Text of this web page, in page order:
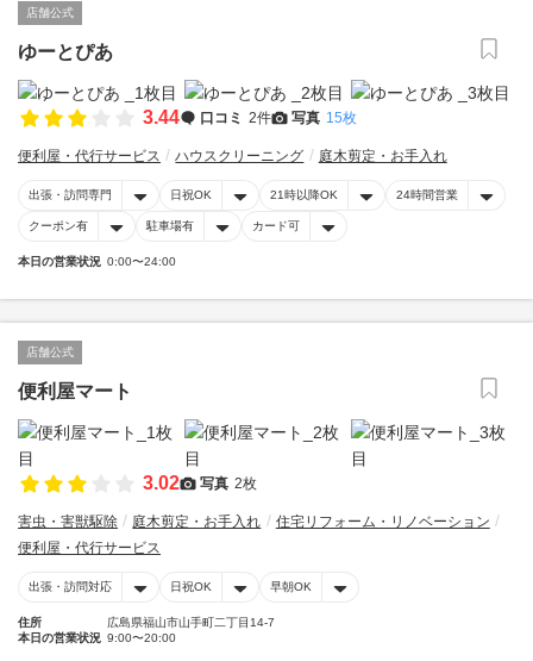
店舗公式
ゆーとぴあ
3.44 口コミ 2件 写真 15枚
便利屋・代行サービス ハウスクリーニング 庭木剪定・お手入れ
出張・訪問専門 日祝OK 21時以降OK 24時間営業
クーポン有 駐車場有 カード可
本日の営業状況 0:00〜24:00
店舗公式
便利屋マート
3.02 写真 2枚
害虫・害獣駆除 庭木剪定・お手入れ
住宅リフォーム・リノベーション
便利屋・代行サービス
出張・訪問対応 日祝OK 早朝OK
住所
広島県福山市山手町二丁目14-7
本日の営業状況 9:00〜20:00